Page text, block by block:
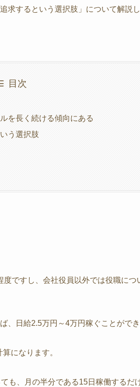
求するという選択肢」について解説
目次
を長く続ける傾向にある
う選択肢
ですし、会社役員以外では役職につ
、日給2.5万円～4万円稼ぐことができ
になります。
も、月の半分である15日稼働するだ